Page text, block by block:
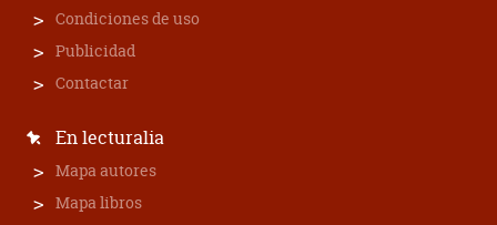
Condiciones de uso
Publicidad
Contactar
En lecturalia
Mapa autores
Mapa libros